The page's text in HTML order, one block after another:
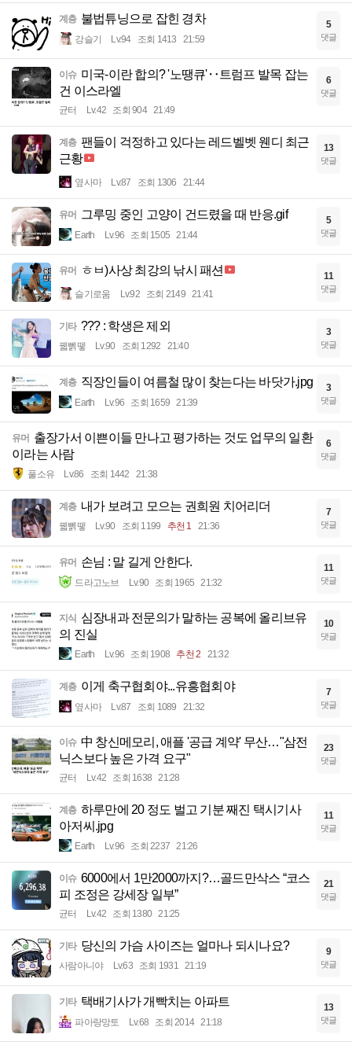
계층 불법튜닝으로 잡힌 경차
강슬기 Lv.94 조회 1413 21:59
5
댓글
이슈 미국-이란 합의? '노땡큐'‥트럼프 발목 잡는
건 이스라엘
균터 Lv.42 조회 904 21:49
6
댓글
계층 팬들이 걱정하고 있다는 레드벨벳 웬디 최근
근황
옆사마 Lv.87 조회 1306 21:44
13
댓글
유머 그루밍 중인 고양이 건드렸을 때 반응.gif
Earth Lv.96 조회 1505 21:44
5
댓글
유머 ㅎㅂ)사상 최강의 낚시 패션
슬기로움 Lv.92 조회 2149 21:41
11
댓글
기타 ??? : 학생은 제외
꿻뻵뗗 Lv.90 조회 1292 21:40
3
댓글
계층 직장인들이 여름철 많이 찾는다는 바닷가.jpg
Earth Lv.96 조회 1659 21:39
3
댓글
유머 출장가서 이쁜이들 만나고 평가하는 것도 업무의 일환
이라는 사람
풀소유 Lv.86 조회 1442 21:38
6
댓글
계층 내가 보려고 모으는 권희원 치어리더
꿻뻵뗗 Lv.90 조회 1199 추천 1 21:36
7
댓글
유머 손님 : 말 길게 안한다.
드라고노브 Lv.90 조회 1965 21:32
11
댓글
지식 심장내과 전문의가 말하는 공복에 올리브유
의 진실
Earth Lv.96 조회 1908 추천 2 21:32
10
댓글
계층 이게 축구협회야...유흥협회야
옆사마 Lv.87 조회 1089 21:32
7
댓글
이슈 中 창신메모리, 애플 '공급 계약' 무산…"삼전
닉스보다 높은 가격 요구"
균터 Lv.42 조회 1638 21:28
23
댓글
계층 하루만에 20 정도 벌고 기분 째진 택시기사
아저씨.jpg
Earth Lv.96 조회 2237 21:26
11
댓글
이슈 6000에서 1만2000까지?…골드만삭스 “코스
피 조정은 강세장 일부”
균터 Lv.42 조회 1380 21:25
21
댓글
기타 당신의 가슴 사이즈는 얼마나 되시나요?
사람아니야 Lv.63 조회 1931 21:19
9
댓글
기타 택배기사가 개빡치는 아파트
파아랑망토 Lv.68 조회 2014 21:18
13
댓글